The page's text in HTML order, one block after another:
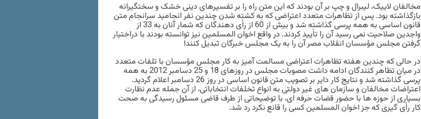
مخالفان لاییک، لیبرال و چپ بر آن بودند که این متن راه را بر تفسیرهای دینی خشک و سختگیرانه
بازگذاشته بود. پس از تظاهرات متعدد اعتراضی که به کشته شدن چندین نفر انجامید سرانجام متن
قانون اساسی به همه پرسی گذاشته شد و بیش از 60 از راًی دهندگان که شمار آنان به 33 از
واجدین صلاحیت نمی رسید آن را تاًیید کردند. در واقع اخوان المسلمین نیز توانسته بودند با دراختیار
گرفتن مجلس مؤسسان انقلاب مصر آن را به یک مجلس خبرگان تبدیل کنند!
در حالی که چندین هفته تظاهرات اعتراضی مسالمت آمیز به کار مجلس مؤسسان با تلفات متعدد
در میان تظاهر کنندگان ادامه داشت مصوبات مجلس در روزهای 18 و 25 دسامبر 2012 به همه
پرسی گذاشته شد و نتایج کار دایر بر تصویب متن قانون اساسی در روز 26 دسامبر اعلام گردید.
اعتراضات مخالفان و سازمان های غیر دولتی به انواع تخلفات انتخاباتی، از آن جمله عدم نظارت
بسیاری از حوزه ها با حضور قضات حرفه ای، با توضیحاتی از طرف قاضی مسئول رسیدگی به صحت
کار راًی گیری که جز اخوان المسلمین کسی را قانع نکرد رد شد.